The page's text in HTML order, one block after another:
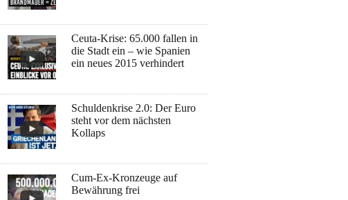
Ceuta-Krise: 65.000 fallen in
die Stadt ein – wie Spanien
ein neues 2015 verhindert
Schuldenkrise 2.0: Der Euro
steht vor dem nächsten
Kollaps
Cum-Ex-Kronzeuge auf
Bewährung frei